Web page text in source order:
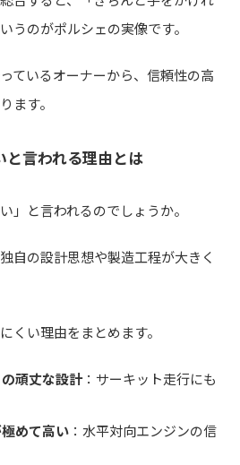
うのがポルシェの実像です。
ているオーナーから、信頼性の高
ます。
と言われる理由とは
」と言われるのでしょうか。
自の設計思想や製造工程が大きく
くい理由をまとめます。
頑丈な設計：サーキット走行にも
めて高い ：水平対向エンジンの信